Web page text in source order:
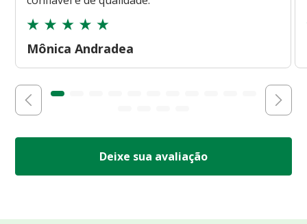
Mônica Andradea
Deixe sua avaliação